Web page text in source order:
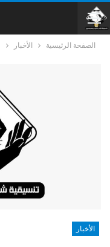
الصفحة الرئيسية الأخبار
الأخبار